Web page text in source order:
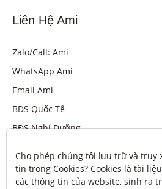
Liên Hệ Ami
Zalo/Call: Ami
WhatsApp Ami
Email Ami
BĐS Quốc Tế
BĐS Nghỉ Dưỡng
Cho phép chúng tôi lưu trữ và truy
tin trong Cookies? Cookies là tài
các thông tin của website, sinh ra